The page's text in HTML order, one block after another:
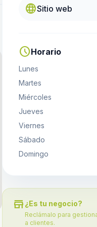
languageSitio web
scheduleHorario
Lunes
Martes
Miércoles
Jueves
Viernes
Sábado
Domingo
store ¿Es tu negocio?
Reclámalo para
a clientes.